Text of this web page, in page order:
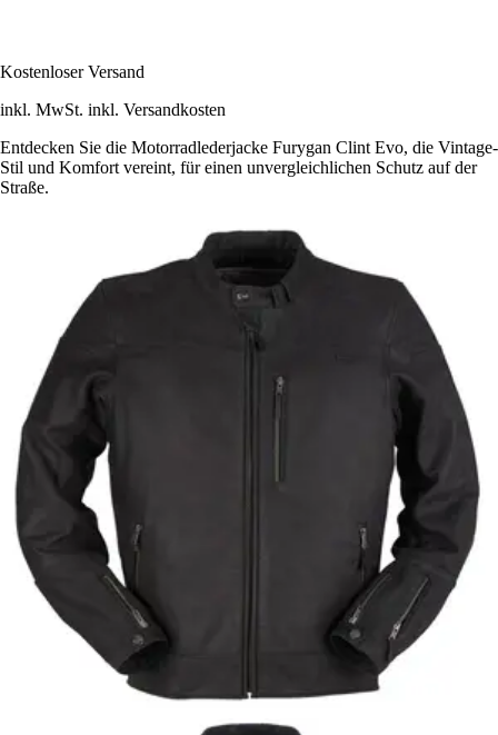
Kostenloser Versand
inkl. MwSt. inkl. Versandkosten
Entdecken Sie die Motorradlederjacke Furygan Clint Evo, die Vintage-
Stil und Komfort vereint, für einen unvergleichlichen Schutz auf der
Straße.